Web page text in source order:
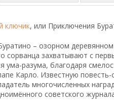
ключик, или Приключения
– озорном
сорванца захватывают с
ума-разума, благодаря
Карло. Известную
многочисленных
советского